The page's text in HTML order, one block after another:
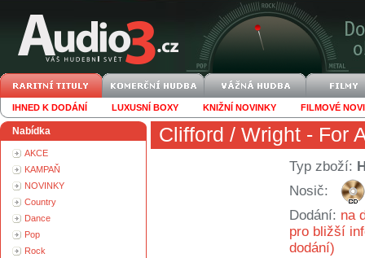
IHNED K DODÁNÍ LUXUSNÍ BOXY KNIŽNÍ NOVINKY FILMOVÉ
Nabídka
AKCE
KAMPAŇ
NOVINKY
Country
Dance
Pop
Rock
Clifford / Wright - For
Typ zboží:
Nosič:
Dodání: na
pro bližší
dodání)